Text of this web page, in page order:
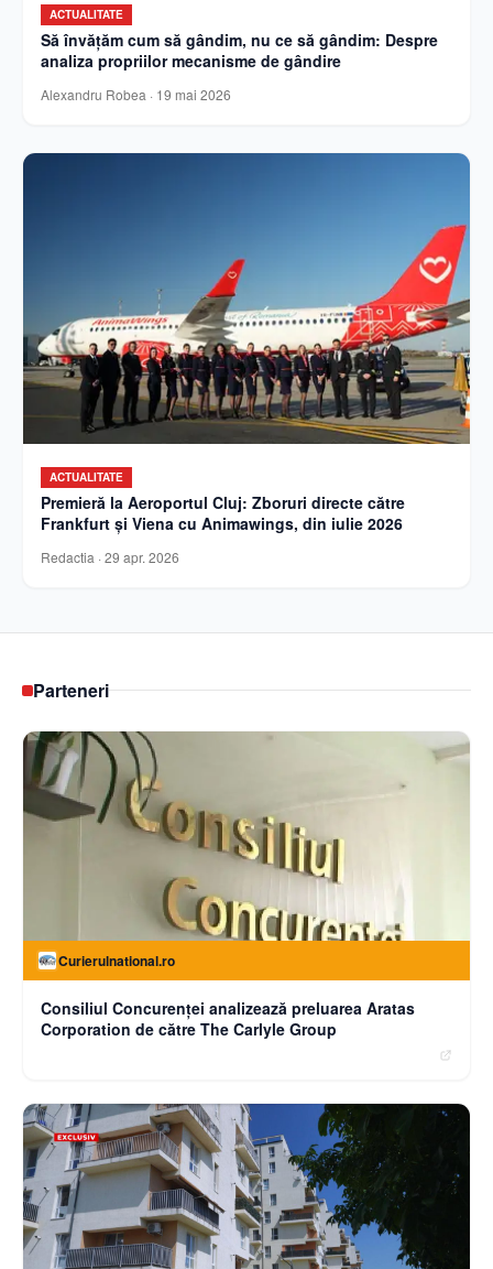
ACTUALITATE
Să învățăm cum să gândim, nu ce să gândim: Despre
analiza propriilor mecanisme de gândire
Alexandru Robea · 19 mai 2026
ACTUALITATE
Premieră la Aeroportul Cluj: Zboruri directe către
Frankfurt și Viena cu Animawings, din iulie 2026
Redactia · 29 apr. 2026
Parteneri
Curierulnational.ro
Consiliul Concurenței analizează preluarea Aratas
Corporation de către The Carlyle Group